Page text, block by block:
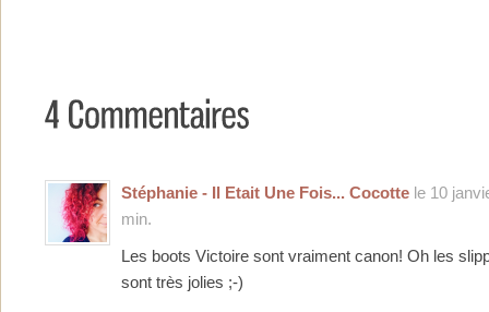
Stéphanie - Il Etait Une Fois... Cocotte le 10
min.
Les boots Victoire sont vraiment canon! Oh les
sont très jolies ;-)